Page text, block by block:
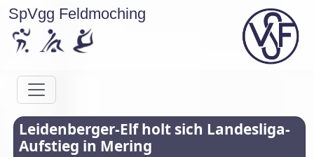
SpVgg Feldmoching
Leidenberger-Elf holt sich Landesliga-
Aufstieg in Mering